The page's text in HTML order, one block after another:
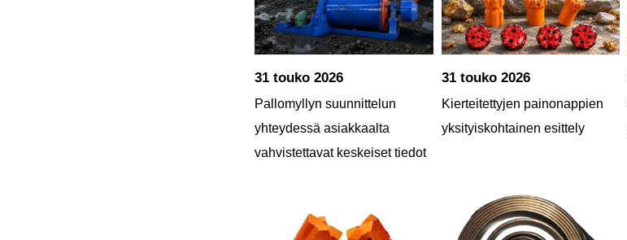
31 touko 2026
Pallomyllyn suunnittelun
yhteydessä asiakkaalta
vahvistettavat keskeiset tiedot
31 touko 2026
Kierteitettyjen painonappien
yksityiskohtainen esittely